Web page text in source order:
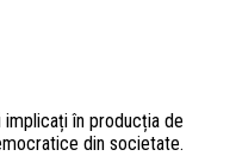
în producția de
din societate.